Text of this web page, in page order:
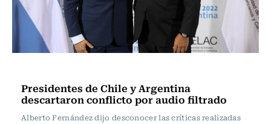
Presidentes de Chile y Argentina
descartaron conflicto por audio filtrado
Alberto Fernández dijo desconocer las críticas realizadas